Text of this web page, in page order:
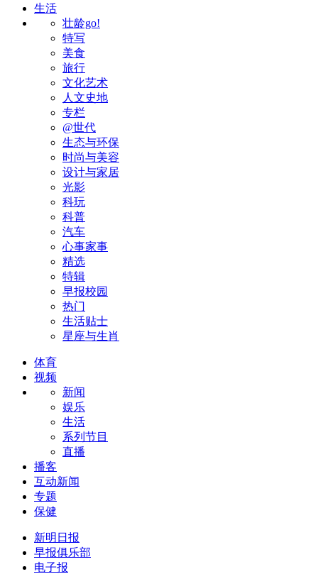
生活
壮龄go!
特写
美食
旅行
文化艺术
人文史地
专栏
@世代
生态与环保
时尚与美容
设计与家居
光影
科玩
科普
汽车
心事家事
精选
特辑
早报校园
热门
生活贴士
星座与生肖
体育
视频
新闻
娱乐
生活
系列节目
直播
播客
互动新闻
专题
保健
新明日报
早报俱乐部
电子报